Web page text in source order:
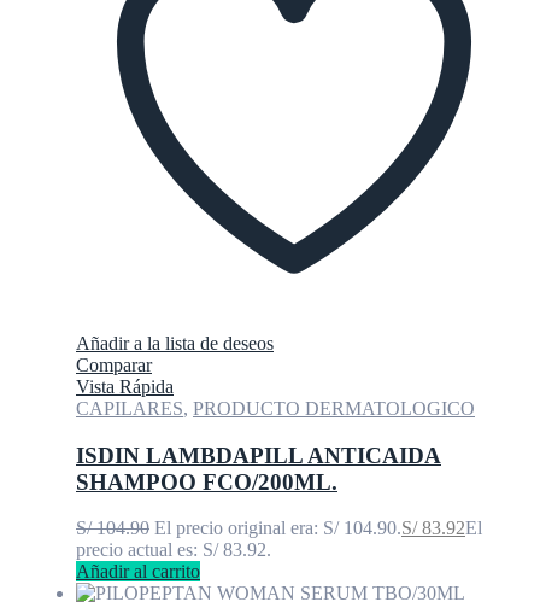
Añadir a la lista de deseos
Comparar
Vista Rápida
CAPILARES, PRODUCTO DERMATOLOGICO
ISDIN LAMBDAPILL ANTICAIDA
SHAMPOO FCO/200ML.
S/104.90 El precio original era: S/ 104.90.S/83.92El
precio actual es: S/ 83.92.
Añadir al carrito